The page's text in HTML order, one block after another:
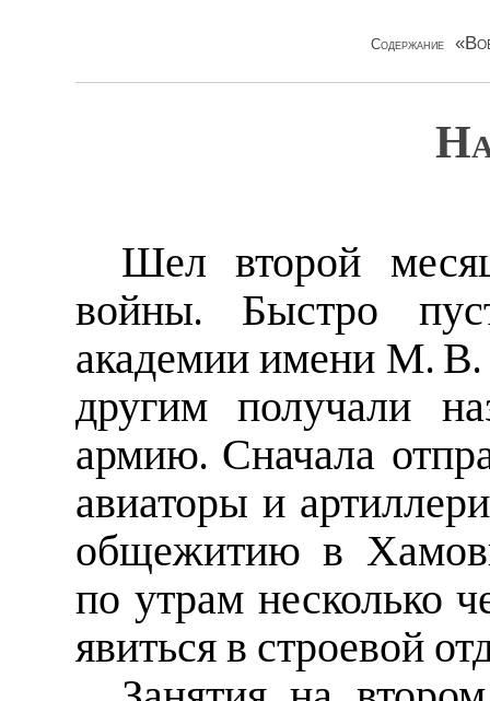
Содержание
Шел второй
войны. Быстро
академии имени М. В.
другим получали
армию. Сначала
авиаторы и
общежитию в
по утрам несколько
явиться в строевой